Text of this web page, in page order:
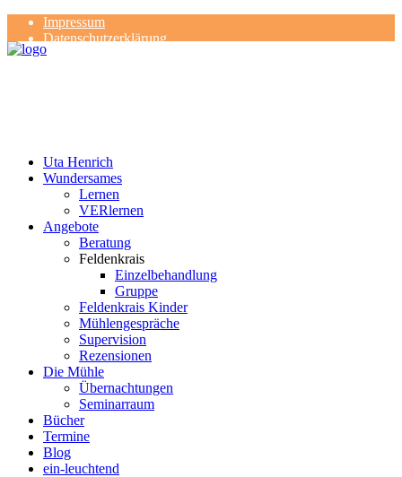
Impressum
Datenschutzerklärung
Kontakt
Uta Henrich
Wundersames
Lernen
VERlernen
Angebote
Beratung
Feldenkrais
Einzelbehandlung
Gruppe
Feldenkrais Kinder
Mühlengespräche
Supervision
Rezensionen
Die Mühle
Übernachtungen
Seminarraum
Bücher
Termine
Blog
ein-leuchtend